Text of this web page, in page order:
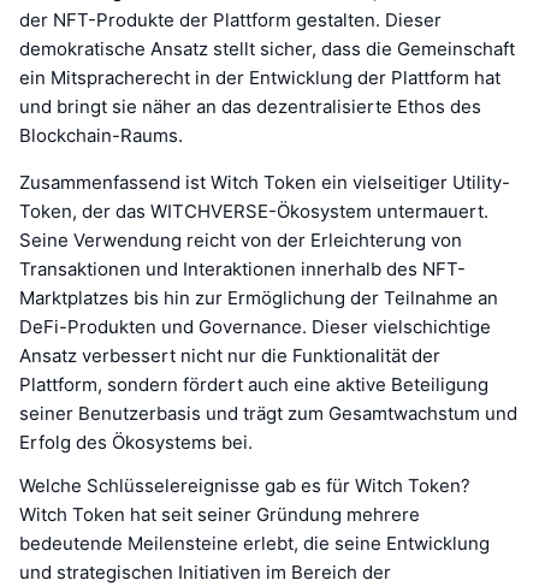
der NFT-Produkte der Plattform gestalten. Dieser
demokratische Ansatz stellt sicher, dass die Gemeinschaft
ein Mitspracherecht in der Entwicklung der Plattform hat
und bringt sie näher an das dezentralisierte Ethos des
Blockchain-Raums.
Zusammenfassend ist Witch Token ein vielseitiger Utility-
Token, der das WITCHVERSE-Ökosystem untermauert.
Seine Verwendung reicht von der Erleichterung von
Transaktionen und Interaktionen innerhalb des NFT-
Marktplatzes bis hin zur Ermöglichung der Teilnahme an
DeFi-Produkten und Governance. Dieser vielschichtige
Ansatz verbessert nicht nur die Funktionalität der
Plattform, sondern fördert auch eine aktive Beteiligung
seiner Benutzerbasis und trägt zum Gesamtwachstum und
Erfolg des Ökosystems bei.
Welche Schlüsselereignisse gab es für Witch Token?
Witch Token hat seit seiner Gründung mehrere
bedeutende Meilensteine erlebt, die seine Entwicklung
und strategischen Initiativen im Bereich der